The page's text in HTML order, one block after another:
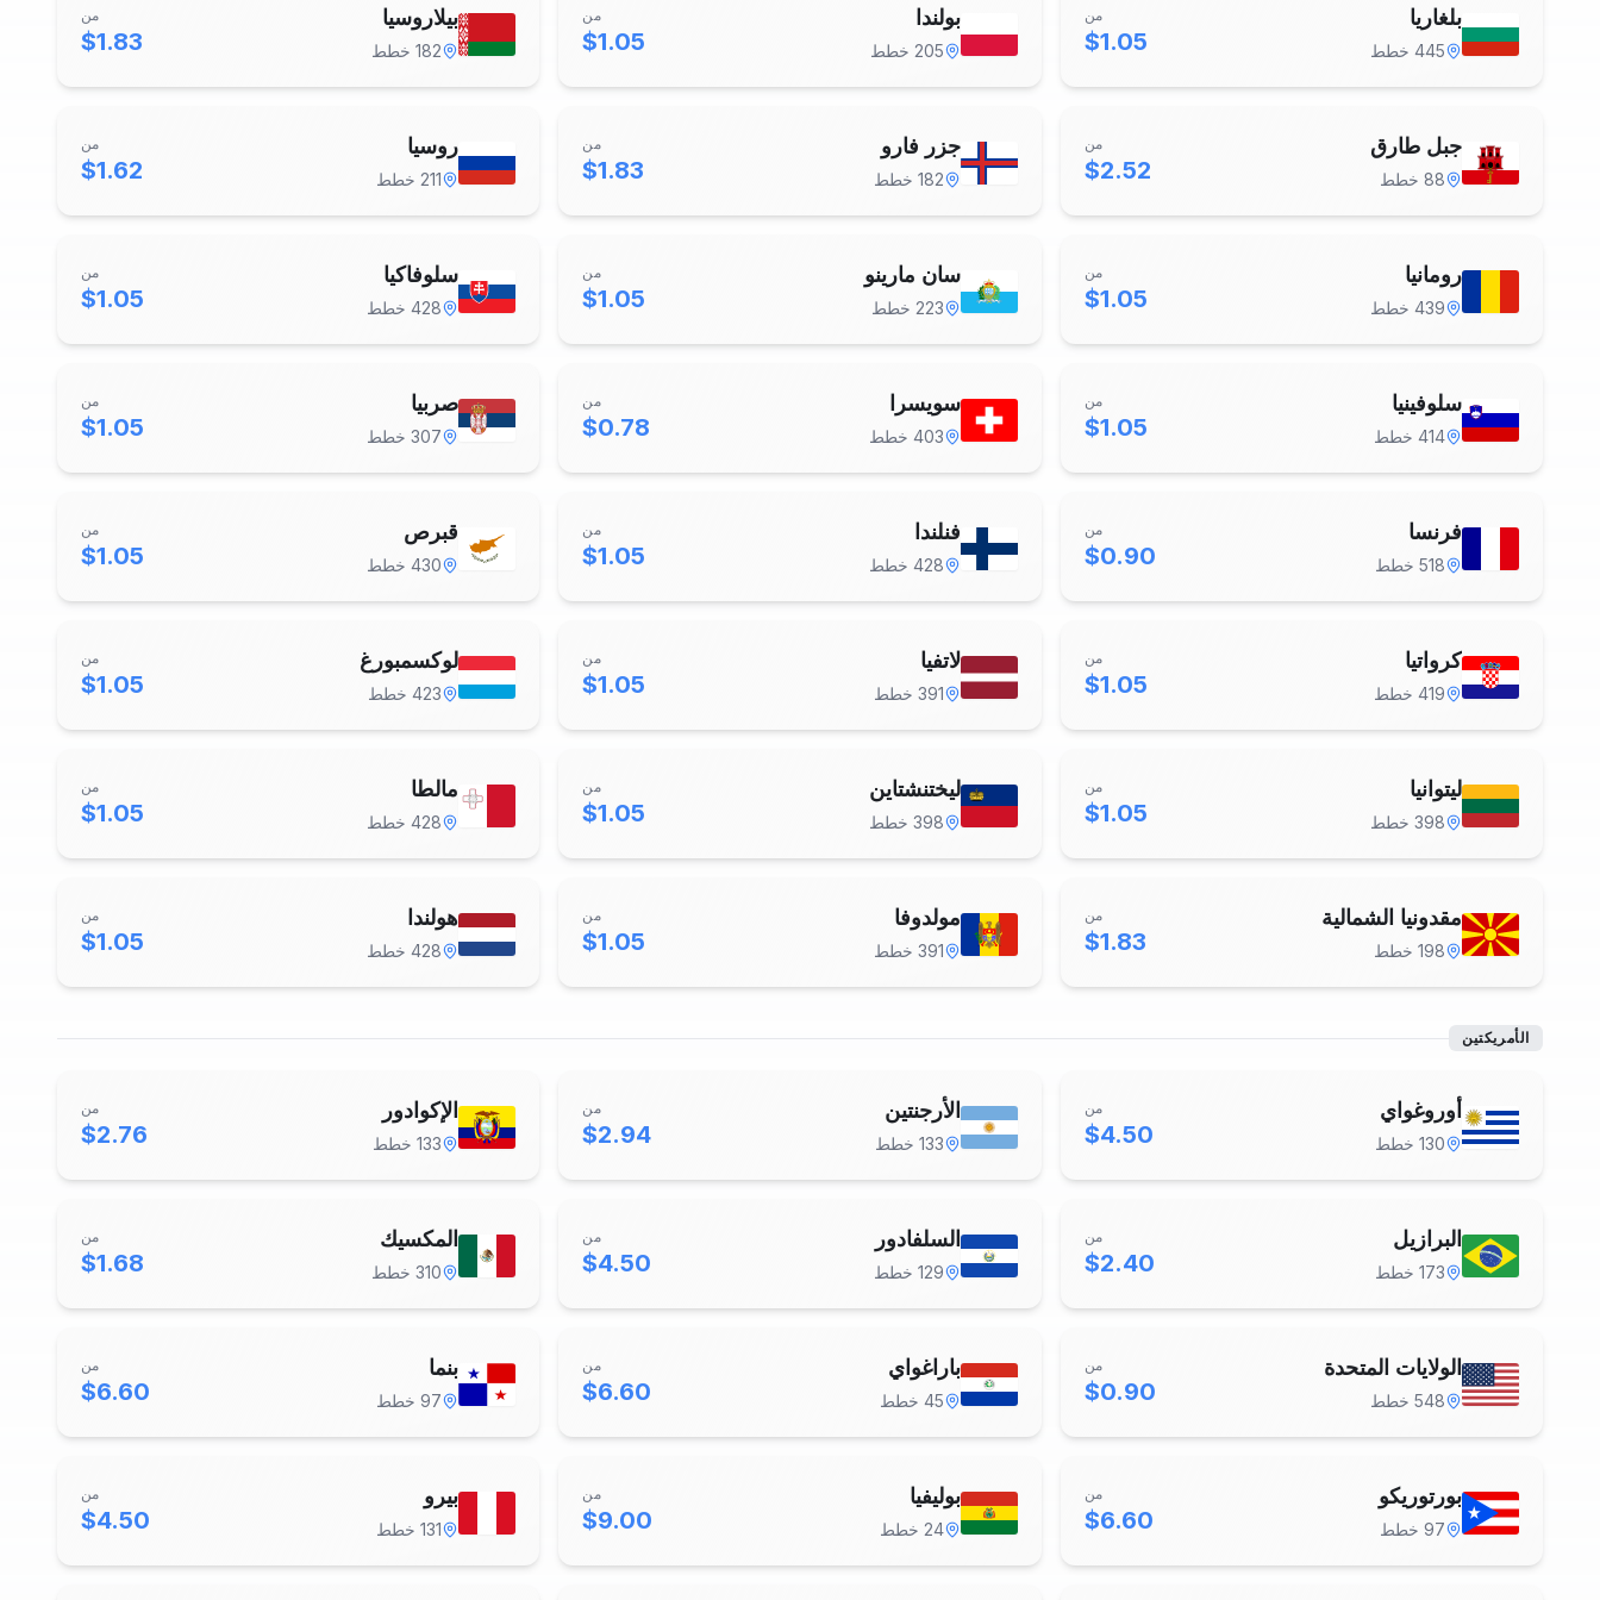
بلغاريا
445 خطط
من
$1.05
بولندا
205 خطط
من
$1.05
بيلاروسيا
182 خطط
من
$1.83
جبل طارق
88 خطط
من
$2.52
جزر فارو
182 خطط
من
$1.83
روسيا
211 خطط
من
$1.62
رومانيا
439 خطط
من
$1.05
سان مارينو
223 خطط
من
$1.05
سلوفاكيا
428 خطط
من
$1.05
سلوفينيا
414 خطط
من
$1.05
سويسرا
403 خطط
من
$0.78
صربيا
307 خطط
من
$1.05
فرنسا
518 خطط
من
$0.90
فنلندا
428 خطط
من
$1.05
قبرص
430 خطط
من
$1.05
كرواتيا
419 خطط
من
$1.05
لاتفيا
391 خطط
من
$1.05
لوكسمبورغ
423 خطط
من
$1.05
ليتوانيا
398 خطط
من
$1.05
ليختنشتاين
398 خطط
من
$1.05
مالطا
428 خطط
من
$1.05
مقدونيا الشمالية
198 خطط
من
$1.83
مولدوفا
391 خطط
من
$1.05
هولندا
428 خطط
من
$1.05
الأمريكتين
أوروغواي
130 خطط
من
$4.50
الأرجنتين
133 خطط
من
$2.94
الإكوادور
133 خطط
من
$2.76
البرازيل
173 خطط
من
$2.40
السلفادور
129 خطط
من
$4.50
المكسيك
310 خطط
من
$1.68
الولايات المتحدة
548 خطط
من
$0.90
باراغواي
45 خطط
من
$6.60
بنما
97 خطط
من
$6.60
بورتوريكو
97 خطط
من
$6.60
بوليفيا
24 خطط
من
$9.00
بيرو
131 خطط
من
$4.50